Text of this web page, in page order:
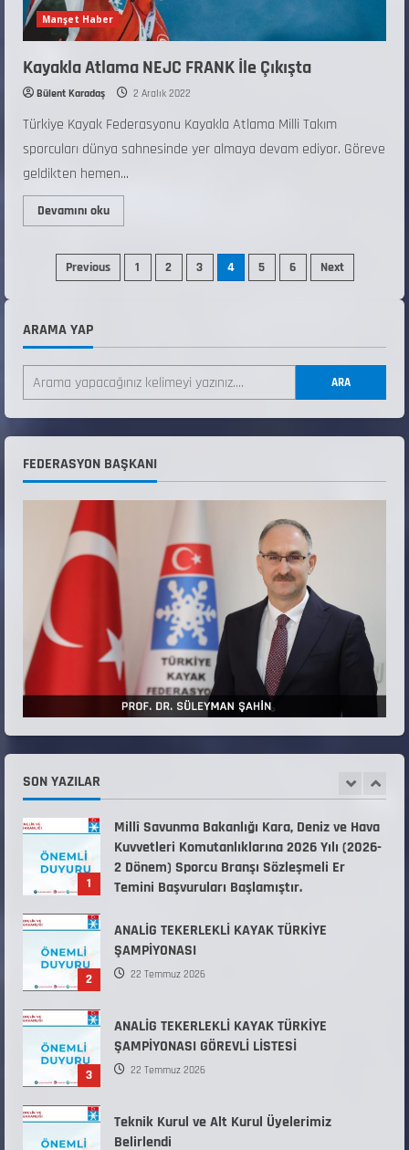
Manşet Haber
Kayakla Atlama NEJC FRANK İle Çıkışta
Bülent Karadaş 2 Aralık 2022
Türkiye Kayak Federasyonu Kayakla Atlama Milli Takım
sporcuları dünya sahnesinde yer almaya devam ediyor. Göreve
geldikten hemen...
Devamını oku
Previous 1 2 3 4 5 6 Next
ARAMA YAP
ARA
FEDERASYON BAŞKANI
SON YAZILAR
2
ŞAMPİYONASI
22 Temmuz 2026
3
ŞAMPİYONASI GÖREVLİ LİSTESİ
Teknik Kurul ve Alt Kurul Üyelerimiz
Belirlendi
18 Temmuz 2026
5
KAYAKLI KOŞU VE BİATHLON 3.KADEME
ANTRENÖRLÜK KURSU DUYURUSU
12 Temmuz 2026
1
Millî Savunma Bakanlığı Kara, Deniz ve Hava
Kuvvetleri Komutanlıklarına 2026 Yılı (2026-
2
ANALİG TEKERLEKLİ KAYAK TÜRKİYE
ŞAMPİYONASI
22 Temmuz 2026
3
ANALİG TEKERLEKLİ KAYAK TÜRKİYE
ŞAMPİYONASI GÖREVLİ LİSTESİ
22 Temmuz 2026
4
Teknik Kurul ve Alt Kurul Üyelerimiz
Belirlendi
18 Temmuz 2026
KAYAKLI KOŞU VE BİATHLON 3.KADEME
ANTRENÖRLÜK KURSU DUYURUSU